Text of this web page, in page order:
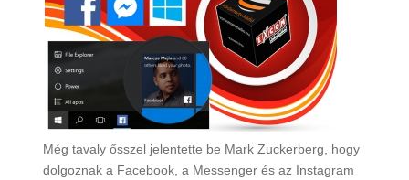
Még tavaly ősszel jelentette be Mark Zuckerberg, hogy
dolgoznak a Facebook, a Messenger és az Instagram